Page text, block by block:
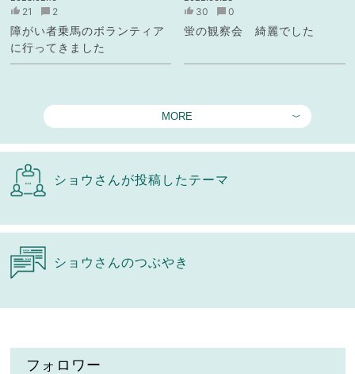
21 2
障がい者乗馬のボランティア
に行ってきました
30 0
蛍の観察会 綺麗でした
MORE
ショウさんが投稿したテーマ
ショウさんのつぶやき
フォロワー